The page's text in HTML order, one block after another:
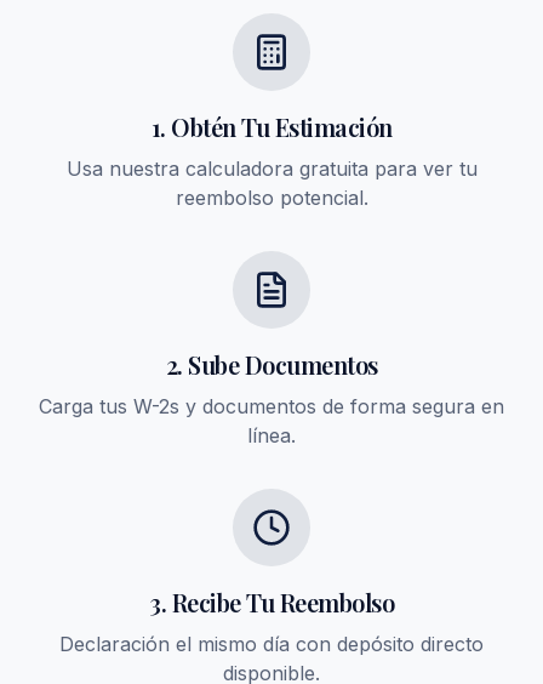
1. Obtén Tu Estimación
Usa nuestra calculadora gratuita para ver tu
reembolso potencial.
2. Sube Documentos
Carga tus W-2s y documentos de forma segura en
línea.
3. Recibe Tu Reembolso
Declaración el mismo día con depósito directo
disponible.